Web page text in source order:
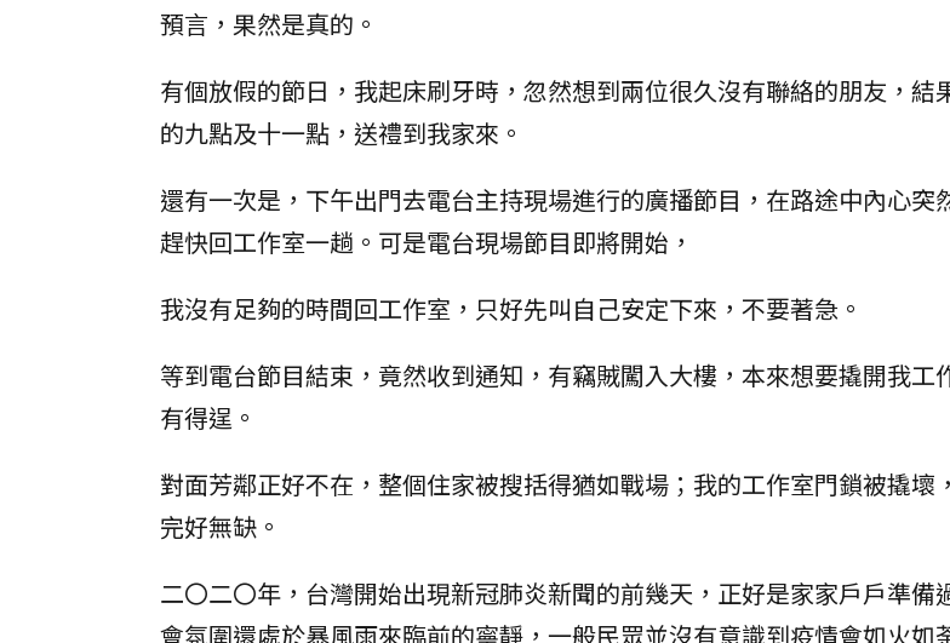
預言，果然是真的。
有個放假的節日，我起床刷牙時，忽然想到兩位很久沒有聯絡的朋友，結
的九點及十一點，送禮到我家來。
還有一次是，下午出門去電台主持現場進行的廣播節目，在路途中內心突
趕快回工作室一趟。可是電台現場節目即將開始，
我沒有足夠的時間回工作室，只好先叫自己安定下來，不要著急。
等到電台節目結束，竟然收到通知，有竊賊闖入大樓，本來想要撬開我工
有得逞。
對面芳鄰正好不在，整個住家被搜括得猶如戰場；我的工作室門鎖被撬壞
完好無缺。
二〇二〇年，台灣開始出現新冠肺炎新聞的前幾天，正好是家家戶戶準備
會氛圍還處於暴風雨來臨前的寧靜，一般民眾並沒有意識到疫情會如火如